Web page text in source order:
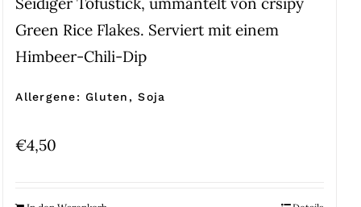
Green Rice Flakes. Serviert mit einem
Himbeer-Chili-Dip
Allergene: Gluten, Soja
€4,50